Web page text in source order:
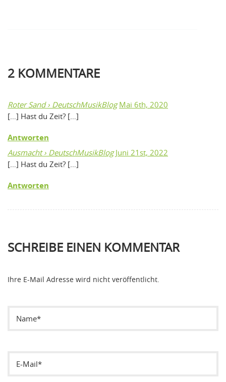
2 KOMMENTARE
Roter Sand › DeutschMusikBlog Mai 6th, 2020
[…] Hast du Zeit? […]
Antworten
Ausmacht › DeutschMusikBlog Juni 21st, 2022
[…] Hast du Zeit? […]
Antworten
SCHREIBE EINEN KOMMENTAR
Ihre E-Mail Adresse wird nicht veröffentlicht.